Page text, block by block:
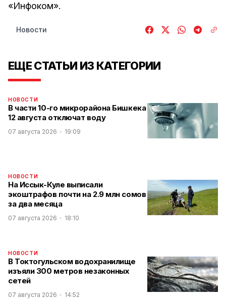
«Инфоком».
Новости
ЕЩЕ СТАТЬИ ИЗ КАТЕГОРИИ
НОВОСТИ
В части 10-го микрорайона Бишкека
12 августа отключат воду
07 августа 2026 19:09
НОВОСТИ
На Иссык-Куле выписали
экоштрафов почти на 2.9 млн сомов
за два месяца
07 августа 2026 18:10
НОВОСТИ
В Токтогульском водохранилище
изъяли 300 метров незаконных
сетей
07 августа 2026 14:52